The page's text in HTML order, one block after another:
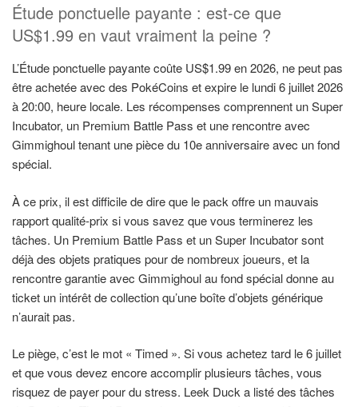
Étude ponctuelle payante : est-ce que
US$1.99 en vaut vraiment la peine ?
L’Étude ponctuelle payante coûte US$1.99 en 2026, ne peut pas
être achetée avec des PokéCoins et expire le lundi 6 juillet 2026
à 20:00, heure locale. Les récompenses comprennent un Super
Incubator, un Premium Battle Pass et une rencontre avec
Gimmighoul tenant une pièce du 10e anniversaire avec un fond
spécial.
À ce prix, il est difficile de dire que le pack offre un mauvais
rapport qualité-prix si vous savez que vous terminerez les
tâches. Un Premium Battle Pass et un Super Incubator sont
déjà des objets pratiques pour de nombreux joueurs, et la
rencontre garantie avec Gimmighoul au fond spécial donne au
ticket un intérêt de collection qu’une boîte d’objets générique
n’aurait pas.
Le piège, c’est le mot « Timed ». Si vous achetez tard le 6 juillet
et que vous devez encore accomplir plusieurs tâches, vous
risquez de payer pour du stress. Leek Duck a listé des tâches